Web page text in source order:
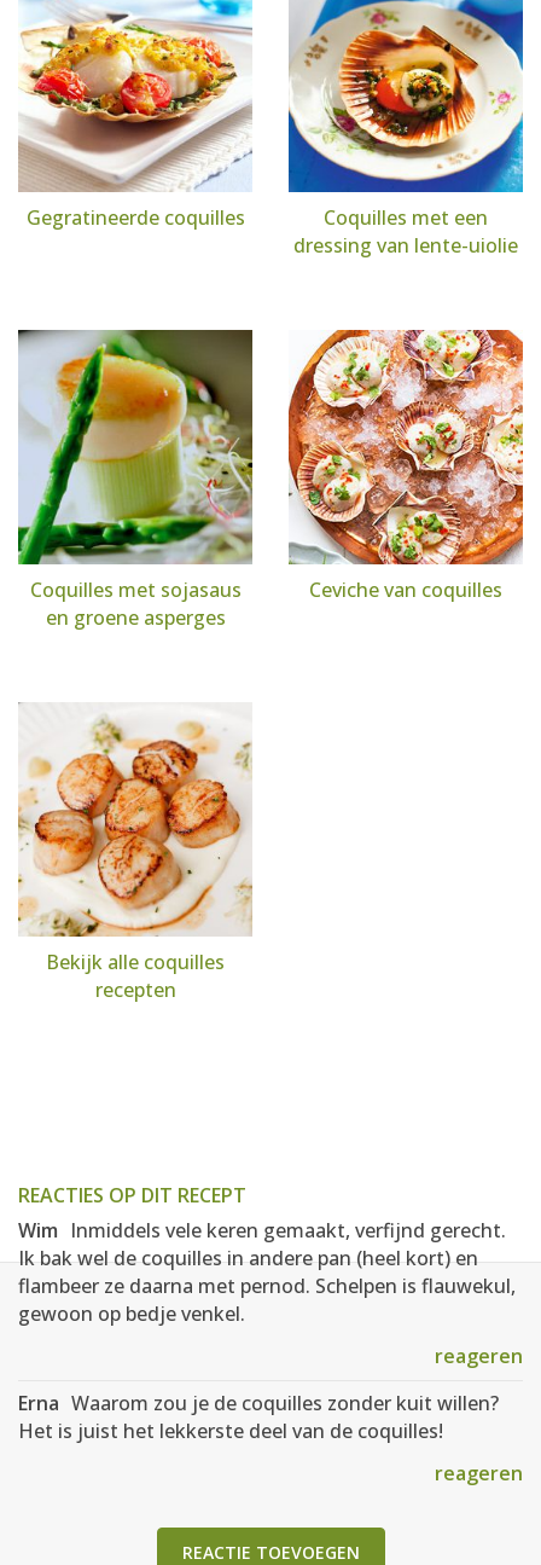
Gegratineerde coquilles
Coquilles met een
dressing van lente-uiolie
Coquilles met sojasaus
en groene asperges
Ceviche van coquilles
Bekijk alle coquilles
recepten
REACTIES OP DIT RECEPT
Wim Inmiddels vele keren gemaakt, verfijnd gerecht.
Ik bak wel de coquilles in andere pan (heel kort) en
flambeer ze daarna met pernod. Schelpen is flauwekul,
gewoon op bedje venkel.
reageren
Erna Waarom zou je de coquilles zonder kuit willen?
Het is juist het lekkerste deel van de coquilles!
reageren
REACTIE TOEVOEGEN